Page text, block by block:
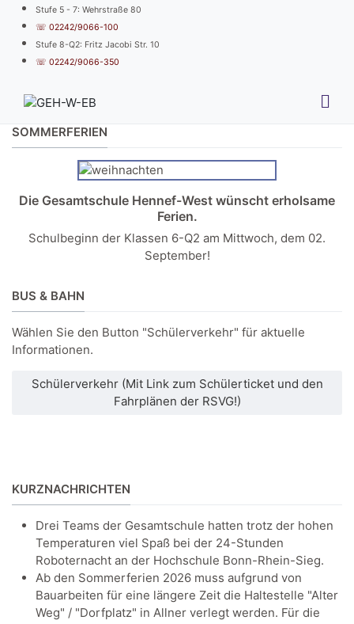
Stufe 5 - 7: Wehrstraße 80
☏ 02242/9066-100
Stufe 8-Q2: Fritz Jacobi Str. 10
☏ 02242/9066-350
SOMMERFERIEN
Die Gesamtschule Hennef-West wünscht erholsame
Ferien.
Schulbeginn der Klassen 6-Q2 am Mittwoch, dem 02.
September!
BUS & BAHN
Wählen Sie den Button "Schülerverkehr" für aktuelle
Informationen.
Schülerverkehr (Mit Link zum Schülerticket und den
Fahrplänen der RSVG!)
KURZNACHRICHTEN
Drei Teams der Gesamtschule hatten trotz der hohen
Temperaturen viel Spaß bei der 24-Stunden
Roboternacht an der Hochschule Bonn-Rhein-Sieg.
Ab den Sommerferien 2026 muss aufgrund von
Bauarbeiten für eine längere Zeit die Haltestelle "Alter
Weg" / "Dorfplatz" in Allner verlegt werden. Für die